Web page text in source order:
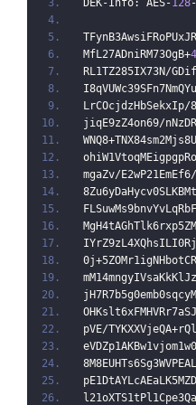
MfL27ADniRM73OgB+
RL1TZ285IX73N/
LrCOcjdzHbSekxIp/
jiqE9zZ4on69/
mgaZv/
pVE/